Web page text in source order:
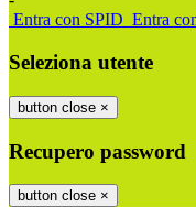
Entra con SPID Entra
Seleziona utente
button close ×
Recupero password
button close ×